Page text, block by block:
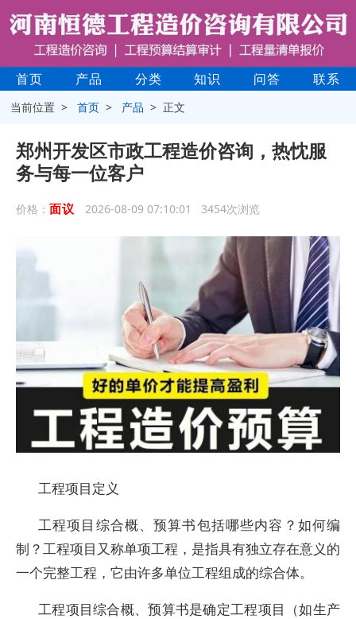
首页 产品 分类 知识 问答 联系
当前位置 >首页 > 产品 > 正文
郑州开发区市政工程造价咨询，热忱服
务与每一位客户
价格： 面议 2026-08-09 07:10:01 3454次浏览
工程项目定义
工程项目综合概、预算书包括哪些内容？如何编
制？工程项目又称单项工程，是指具有独立存在意义的
一个完整工程，它由许多单位工程组成的综合体。
工程项目综合概、预算书是确定工程项目（如生产